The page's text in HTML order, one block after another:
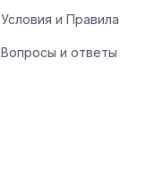
Условия и Правила
Вопросы и ответы